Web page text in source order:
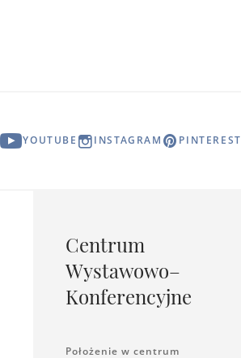
YOUTUBE INSTAGRAM PINTEREST
Centrum
Wystawowo–
Konferencyjne
Położenie w centrum